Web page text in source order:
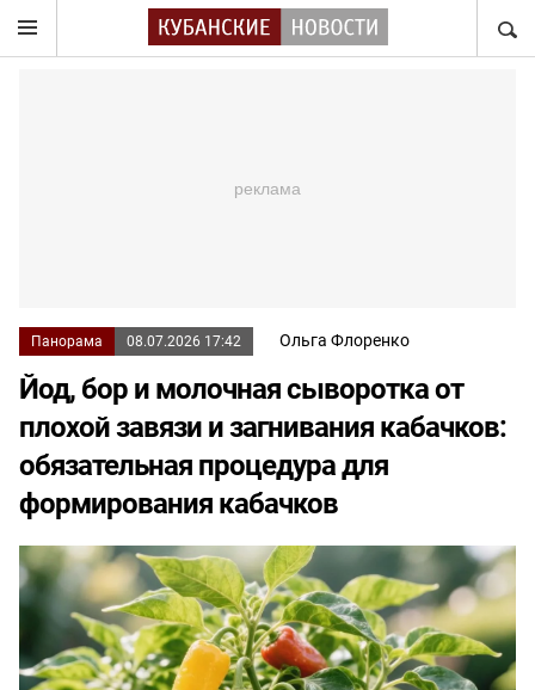
Панорама 08.07.2026 17:42 Ольга Флоренко
Йод, бор и молочная сыворотка от
плохой завязи и загнивания кабачков:
обязательная процедура для
формирования кабачков